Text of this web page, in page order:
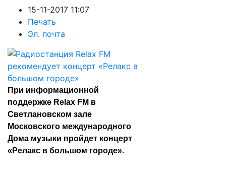
15-11-2017 11:07
Печать
Эл. почта
При информационной
поддержке Relax FM в
Светлановском зале
Московского международного
Дома музыки пройдет концерт
«Релакс в большом городе».